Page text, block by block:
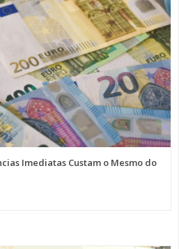
Imediatas Custam o Mesmo do